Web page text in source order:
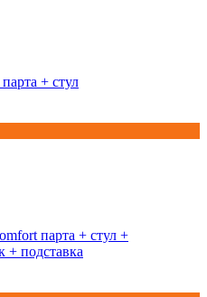
+ стул
парта + стул +
подставка